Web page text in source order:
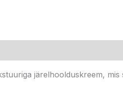
järelhoolduskreem, mis